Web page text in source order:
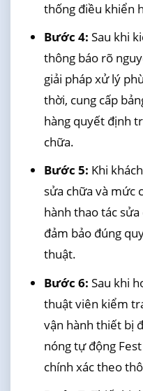
thống điều khiển
Bước 4: Sau khi
thông báo rõ
giải pháp xử lý
thời, cung cấp
hàng quyết định
chữa.
Bước 5: Khi
sửa chữa và mức
hành thao tác
đảm bảo đúng
thuật.
Bước 6: Sau khi
thuật viên kiểm
vận hành thiết bị
nóng tự động
chính xác theo